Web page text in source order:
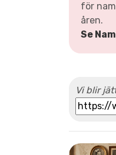
för
åren.
Se
Vi blir